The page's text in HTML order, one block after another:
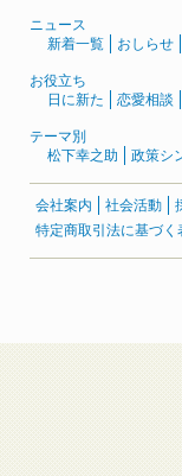
ニュース
新着一覧
おしらせ
お役立ち
日に新た
恋愛相談
テーマ別
松下幸之助
政策シ
会社案内 社会活動
特定商取引法に基づく